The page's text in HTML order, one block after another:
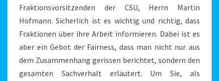
Fraktionsvorsitzenden der CSU, Herrn Martin
Hofmann. Sicherlich ist es wichtig und richtig, dass
Fraktionen über ihre Arbeit informieren. Dabei ist es
aber ein Gebot der Fairness, dass man nicht nur aus
dem Zusammenhang gerissen berichtet, sondern den
gesamten Sachverhalt erläutert. Um Sie, als